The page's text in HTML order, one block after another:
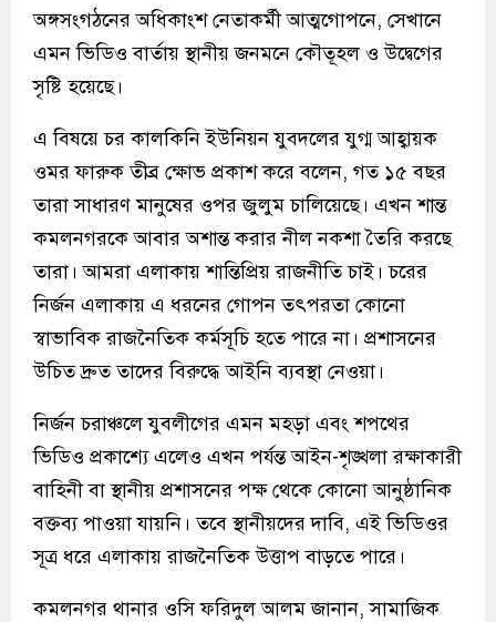
অঙ্গসংগঠনের অধিকাংশ নেতাকর্মী আত্মগোপনে, সেখানে
এমন ভিডিও বার্তায় স্থানীয় জনমনে কৌতূহল ও উদ্বেগের
সৃষ্টি হয়েছে।
এ বিষয়ে চর কালকিনি ইউনিয়ন যুবদলের যুগ্ম আহ্বায়ক
ওমর ফারুক তীব্র ক্ষোভ প্রকাশ করে বলেন, গত ১৫ বছর
তারা সাধারণ মানুষের ওপর জুলুম চালিয়েছে। এখন শান্ত
কমলনগরকে আবার অশান্ত করার নীল নকশা তৈরি করছে
তারা। আমরা এলাকায় শান্তিপ্রিয় রাজনীতি চাই। চরের
নির্জন এলাকায় এ ধরনের গোপন তৎপরতা কোনো
স্বাভাবিক রাজনৈতিক কর্মসূচি হতে পারে না। প্রশাসনের
উচিত দ্রুত তাদের বিরুদ্ধে আইনি ব্যবস্থা নেওয়া।
নির্জন চরাঞ্চলে যুবলীগের এমন মহড়া এবং শপথের
ভিডিও প্রকাশ্যে এলেও এখন পর্যন্ত আইন-শৃঙ্খলা রক্ষাকারী
বাহিনী বা স্থানীয় প্রশাসনের পক্ষ থেকে কোনো আনুষ্ঠানিক
বক্তব্য পাওয়া যায়নি। তবে স্থানীয়দের দাবি, এই ভিডিওর
সূত্র ধরে এলাকায় রাজনৈতিক উত্তাপ বাড়তে পারে।
কমলনগর থানার ওসি ফরিদুল আলম জানান, সামাজিক